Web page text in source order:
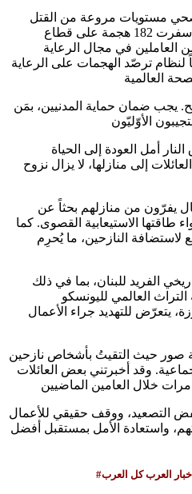
مستويات مروعة من القتل
والإصابات. فمنذ 2 آذار/مارس، أسفرت 182 هجمة على قطاع
الصحية عن مقتل 125 من العاملين في مجال الرعاية
آخرين، وفقاً لنظام ترصّد الهجمات على الرعاية
يجب ضمان حماية المدنيين، بمَن
أمل العودة إلى الحياة
إلى منازلها، لا يزال نزوح
يفرّون من منازلهم بحثاً عن
طاقتها الاستيعابية القصوى. كما
لاستضافة النازحين، ما يُحرِم
الفريد للبنان، بما في ذلك
العالمي لليونسكو
يتعرّض للتهديد جراء الأعمال
صور حيث التقيتُ بأشخاص نازحين
وقد أخبرتني بعض العائلات
التصعيد، ووقف حقيقي للأعمال
واستعادة الأمل بمستقبل أفضل